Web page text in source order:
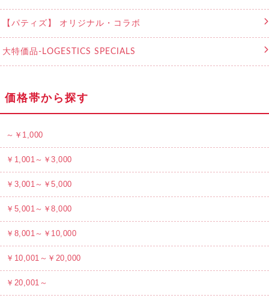
【パティズ】 オリジナル・コラボ
大特価品‐LOGESTICS SPECIALS
価格帯から探す
～￥1,000
￥1,001～￥3,000
￥3,001～￥5,000
￥5,001～￥8,000
￥8,001～￥10,000
￥10,001～￥20,000
￥20,001～